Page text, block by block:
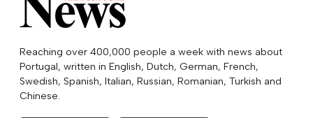
Reaching over 400,000 people a week with news about
Portugal, written in English, Dutch, German, French,
Swedish, Spanish, Italian, Russian, Romanian, Turkish and
Chinese.